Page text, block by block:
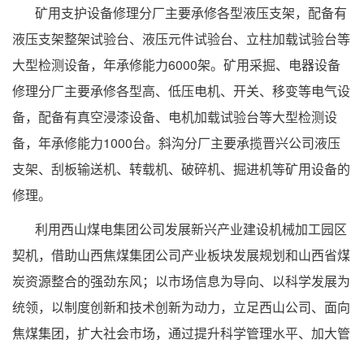
矿用支护设备修理分厂主要承修各型液压支架，配备有
液压支架整架试验台、液压元件试验台、立柱加载试验台等
大型检测设备，年承修能力6000架。矿用采掘、电器设备
修理分厂主要承修各型高、低压电机、开关、移变等电气设
备，配备有真空浸漆设备、电机加载试验台等大型检测设
备，年承修能力1000台。斜沟分厂主要承揽晋兴公司液压
支架、刮板输送机、转载机、破碎机、掘进机等矿用设备的
修理。
利用西山煤电集团公司发展新兴产业建设机械加工园区
契机，借助山西焦煤集团公司产业板块发展规划和山西省煤
炭资源整合的强劲东风；以市场信息为导向、以科学发展为
统领，以制度创新和技术创新为动力，立足西山公司、面向
焦煤集团，扩大社会市场，通过提升科学管理水平、加大管